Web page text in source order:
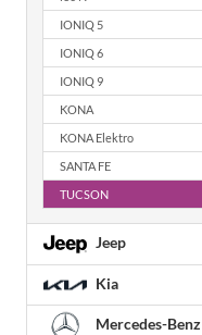
IONIQ 5
IONIQ 6
IONIQ 9
KONA
KONA Elektro
SANTA FE
TUCSON
Jeep
Kia
Mercedes-Benz